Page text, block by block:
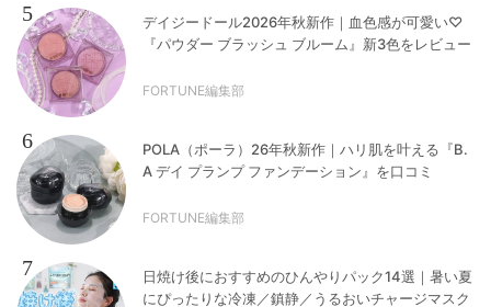
5
デイジードール2026年秋新作｜血色感が可愛い♡
『パウダー ブラッシュ ブルーム』新3色をレビュー
FORTUNE編集部
6
POLA（ポーラ）26年秋新作｜ハリ肌を叶える『B.
A デイ プランプ ファンデーション』を口コミ
FORTUNE編集部
7
日焼け後におすすめのひんやりパック14選｜暑い夏
にぴったりな冷凍／鎮静／うるおいチャージマスク